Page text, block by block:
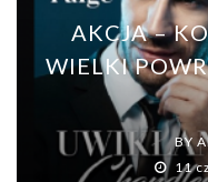
AKCJA –
WIELKI
BY
11